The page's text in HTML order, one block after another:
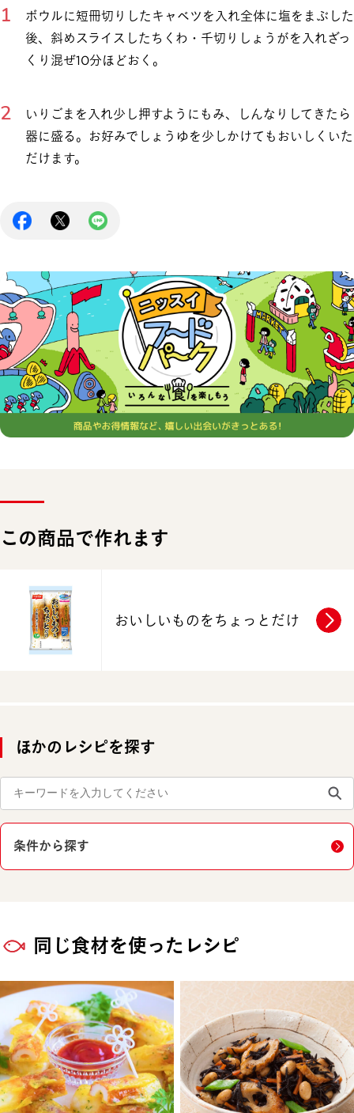
ボウルに短冊切りしたキャベツを入れ全体に塩をまぶした
後、斜めスライスしたちくわ・千切りしょうがを入れざっ
くり混ぜ10分ほどおく。
いりごまを入れ少し押すようにもみ、しんなりしてきたら
器に盛る。お好みでしょうゆを少しかけてもおいしくいた
だけます。
この商品で作れます
おいしいものをちょっとだけ
ほかのレシピを探す
条件から探す
同じ食材を使ったレシピ